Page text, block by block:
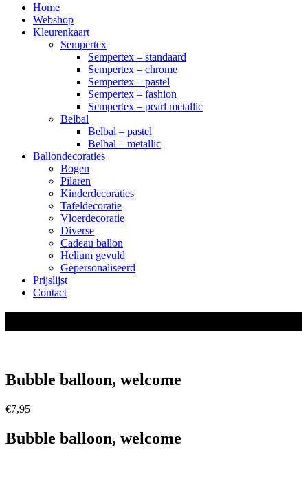
Home
Webshop
Kleurenkaart
Sempertex
Sempertex – standaard
Sempertex – chrome
Sempertex – pastel
Sempertex – fashion
Sempertex – pearl metallic
Belbal
Belbal – pastel
Belbal – metallic
Ballondecoraties
Bogen
Pilaren
Kinderdecoraties
Tafeldecoratie
Vloerdecoratie
Diverse
Cadeau ballon
Helium gevuld
Gepersonaliseerd
Prijslijst
Contact
Bubble balloon, welcome
€7,95
Bubble balloon, welcome